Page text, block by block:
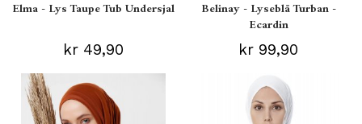
Elma - Lys Taupe Tub Undersjal
kr 49,90
Belinay - Lyseblå Turban -
Ecardin
kr 99,90